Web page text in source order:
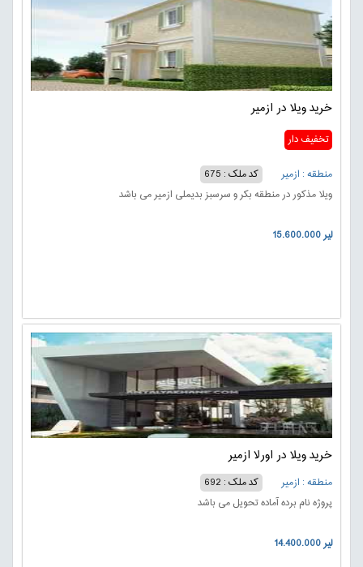
خرید ویلا در ازمیر
تخفیف دار
منطقه : ازمیر
کد ملک : 675
ویلا مذکور در منطقه بکر و سرسبز بدیملی ازمیر می باشد
15.600.000 لیر
خرید ویلا در اورلا ازمیر
منطقه : ازمیر
کد ملک : 692
پروژه نام برده آماده تحویل می باشد
14.400.000 لیر